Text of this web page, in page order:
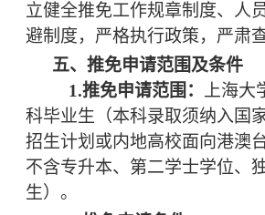
立健全推免工作规章制度、人
避制度，严格执行政策，严肃
五、 推免申请范围及条件
1.推免申请范围： 上海大
科毕业生（本科录取须纳入国
招生计划或内地高校面向港澳
不含专升本、第二学士学位、
生） 。